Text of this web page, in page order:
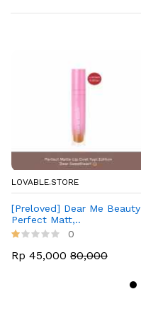
LOVABLE.STORE
[Preloved] Dear Me Beauty
Perfect Matt,..
0
Rp 45,000 80,000